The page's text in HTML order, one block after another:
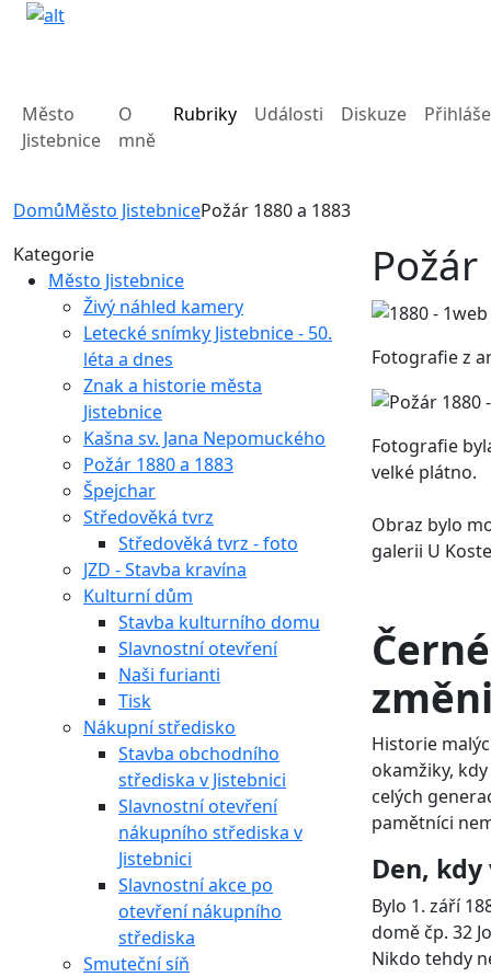
Město
Jistebnice
O
mně
Rubriky Události Diskuze
DomůMěsto JistebnicePožár 1880 a 1883
Fotografie z
Fotografie
velké plátno.
Obraz bylo
galerii U
Historie
okamžiky,
celých
pamětníci
Den,
Bylo 1. září
domě čp. 32
Nikdo tehdy
Kategorie
Město Jistebnice
Živý náhled kamery
Letecké snímky Jistebnice - 50.
léta a dnes
Znak a historie města
Jistebnice
Kašna sv. Jana Nepomuckého
Požár 1880 a 1883
Špejchar
Středověká tvrz
Středověká tvrz - foto
JZD - Stavba kravína
Kulturní dům
Stavba kulturního domu
Slavnostní otevření
Naši furianti
Tisk
Nákupní středisko
Stavba obchodního
střediska v Jistebnici
Slavnostní otevření
nákupního střediska v
Jistebnici
Slavnostní akce po
otevření nákupního
střediska
Smuteční síň